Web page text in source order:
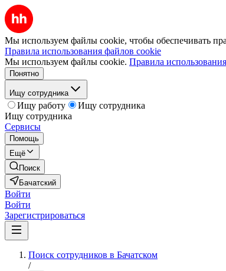
Мы используем файлы cookie, чтобы обеспечивать
Правила использования файлов cookie
Мы используем файлы cookie. Правила
Понятно
Ищу сотрудника
Ищу работу
Ищу сотрудника
Ищу сотрудника
Сервисы
Помощь
Ещё
Поиск
Бачатский
Войти
Войти
Зарегистрироваться
Поиск сотрудников в Бачатском
/